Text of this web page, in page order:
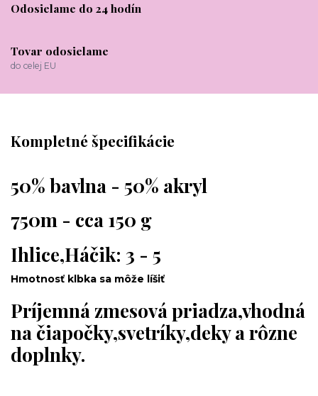
Odosielame do 24 hodín
Tovar odosielame
do celej EU
Kompletné špecifikácie
50% bavlna - 50% akryl
750m - cca 150 g
Ihlice,Háčik: 3 - 5
Hmotnosť klbka sa môže líšiť
Príjemná zmesová priadza,vhodná
na čiapočky,svetríky,deky a rôzne
doplnky.